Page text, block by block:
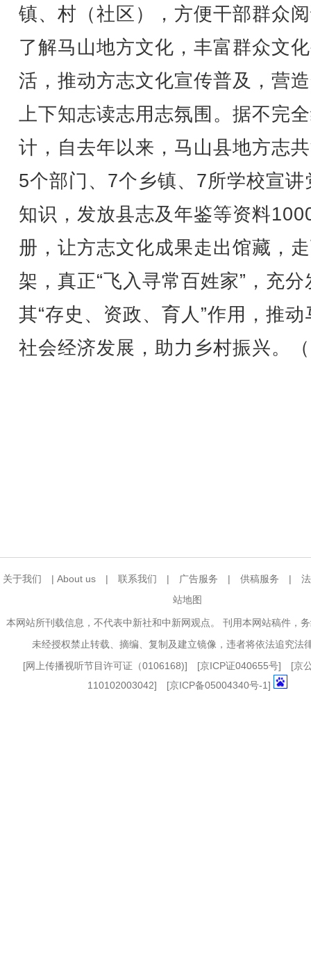
镇、村（社区），方便干部群众
了解马山地方文化，丰富群众文
活，推动方志文化宣传普及，营
上下知志读志用志氛围。据不完
计，自去年以来，马山县地方志
5个部门、7个乡镇、7所学校宣讲
知识，发放县志及年鉴等资料
册，让方志文化成果走出馆藏，
架，真正“飞入寻常百姓家”，充分
其“存史、资政、育人”作用，推动
社会经济发展，助力乡村振兴。
关于我们 | About us | 联系我们 | 广告服务 | 供稿服务 |
站地图
本网站所刊载信息，不代表中新社和中新网观点。 刊用本网站稿件，
未经授权禁止转载、摘编、复制及建立镜像，违者将依法追究法
[网上传播视听节目许可证（0106168)] [京ICP证040655号] [京
110102003042] [京ICP备05004340号-1]